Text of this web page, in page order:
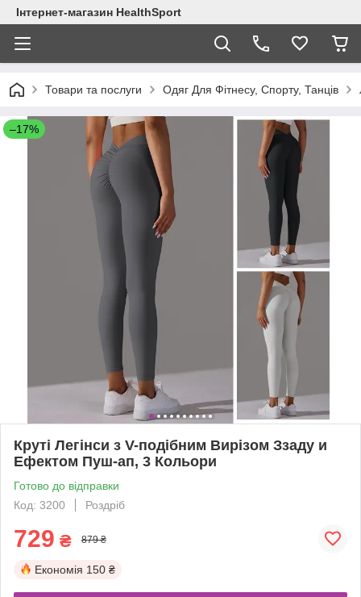
Інтернет-магазин HealthSport
Товари та послуги Одяг Для Фітнесу, Спорту, Танців
–17%
Круті Легінси з V-подібним Вирізом Ззаду и
Ефектом Пуш-ап, 3 Кольори
Готово до відправки
Код: 3200
Роздріб
729 ₴ 879 ₴
Економія 150 ₴